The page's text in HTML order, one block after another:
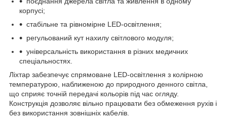
корпусі;
стабільне та рівномірне LED-освітлення;
регульований кут нахилу світлового модуля;
універсальність використання в різних медичних
спеціальностях.
Ліхтар забезпечує спрямоване LED-освітлення з колірною
температурою, наближеною до природного денного світла,
що сприяє точній передачі кольорів під час огляду.
Конструкція дозволяє вільно працювати без обмеження рухів і
без використання зовнішніх кабелів.